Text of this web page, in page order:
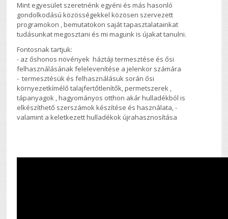
Mint egyesület szeretnénk egyéni és más hasonló
gondolkodású közösségekkel közösen szervezett
programokon , bemutatokon saját tapasztalatainkat
tudásunkat megosztani és mi magunk is újakat tanulni.
Fontosnak tartjuk:
- az őshonos növények háztáji termesztése és ősi
felhasználásának felelevenítése a jelenkor számára
- termesztésük és felhasználásuk során ősi
környezetkímélő talajfertőtlenítők, permetszerek ,
tápanyagok , hagyományos otthon akár hulladékból is
elkészíthető szerszámok készítése és használata, -
valamint a keletkezett hulladékok újrahasznosítása